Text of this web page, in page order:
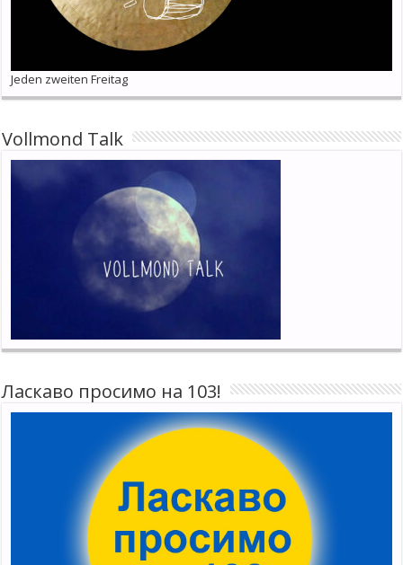
Jeden zweiten Freitag
Vollmond Talk
Ласкаво просимо на 103!